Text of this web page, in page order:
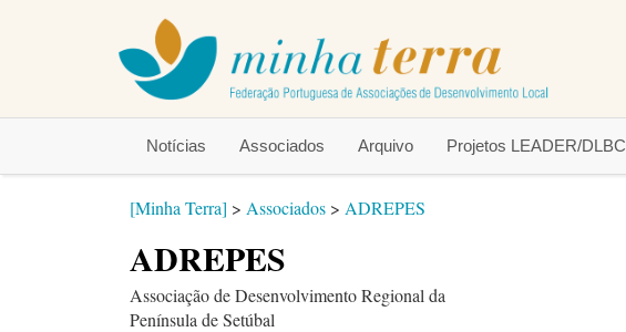
Notícias Associados Arquivo Projetos LEADER/DLBC
[Minha Terra] > Associados > ADREPES
ADREPES
Associação de Desenvolvimento Regional da
Península de Setúbal